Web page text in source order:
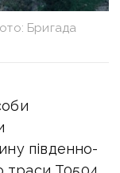
Бригада
південно-